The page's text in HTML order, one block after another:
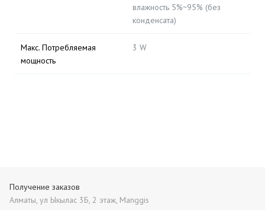
влажность 5%~95% (без
конденсата)
Макс. Потребляемая
мощность
3 W
Получение заказов
Алматы, ул Ыкылас 3Б, 2 этаж, Manggis